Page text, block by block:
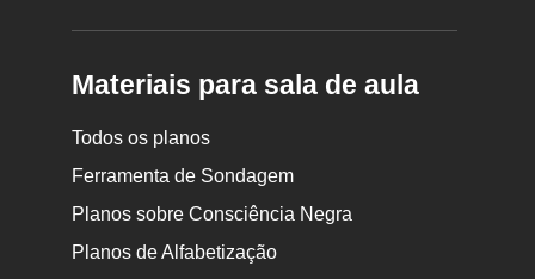
Materiais para sala de aula
Todos os planos
Ferramenta de Sondagem
Planos sobre Consciência Negra
Planos de Alfabetização